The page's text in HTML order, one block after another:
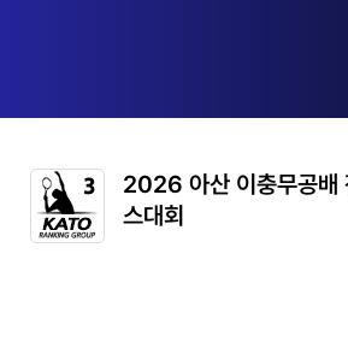
2026 아산 이충무공배
스대회